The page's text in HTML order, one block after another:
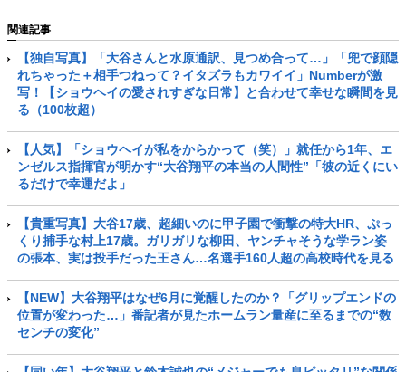
関連記事
【独自写真】「大谷さんと水原通訳、見つめ合って…」「兜で顔隠
れちゃった＋相手つねって？イタズラもカワイイ」Numberが激
写！【ショウヘイの愛されすぎな日常】と合わせて幸せな瞬間を見
る（100枚超）
【人気】「ショウヘイが私をからかって（笑）」就任から1年、エ
ンゼルス指揮官が明かす“大谷翔平の本当の人間性”「彼の近くにい
るだけで幸運だよ」
【貴重写真】大谷17歳、超細いのに甲子園で衝撃の特大HR、ぷっ
くり捕手な村上17歳。ガリガリな柳田、ヤンチャそうな学ラン姿
の張本、実は投手だった王さん…名選手160人超の高校時代を見る
【NEW】大谷翔平はなぜ6月に覚醒したのか？「グリップエンドの
位置が変わった…」番記者が見たホームラン量産に至るまでの“数
センチの変化”